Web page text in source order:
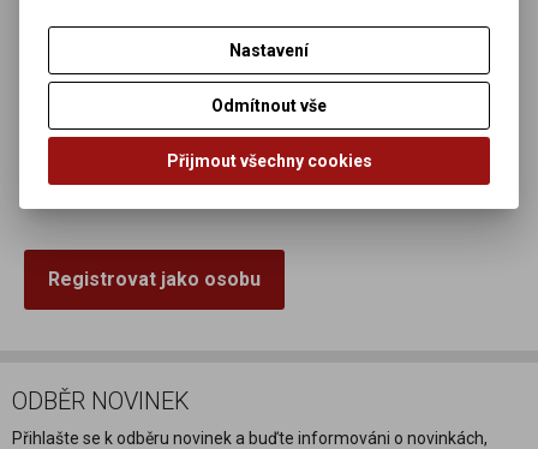
Telefon:
Registrovat jako osobu
ODBĚR NOVINEK
Přihlašte se k odběru novinek a buďte informováni o novinkách,
Nastavení
Odmítnout vše
Přijmout všechny cookies